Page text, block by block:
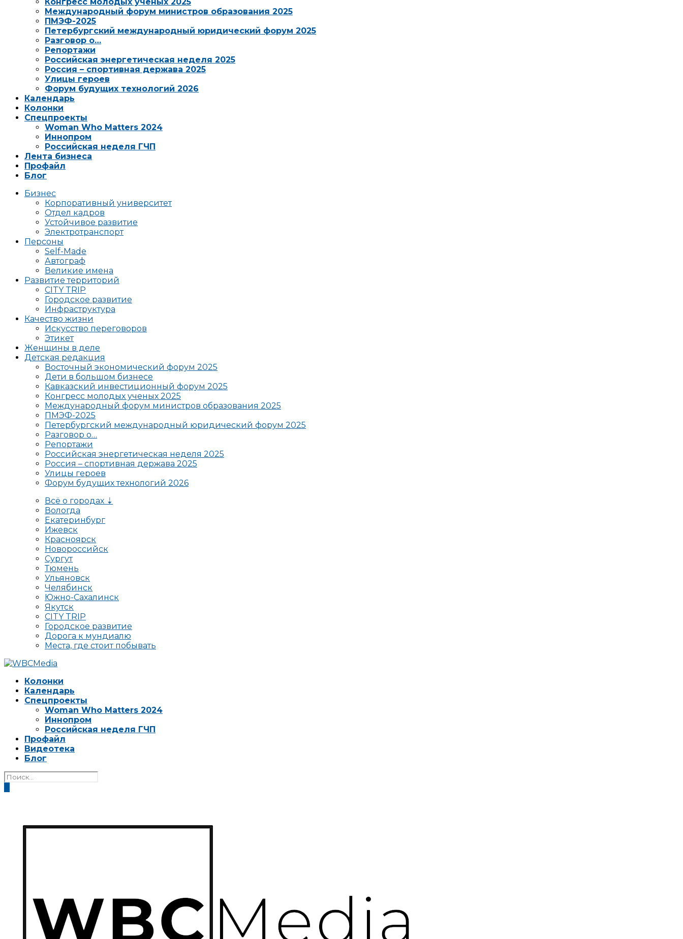
Международный форум министров образования 2025
ПМЭФ-2025
Петербургский международный юридический форум 2025
Разговор о…
Репортажи
Российская энергетическая неделя 2025
Россия – спортивная держава 2025
Улицы героев
Форум будущих технологий 2026
Календарь
Колонки
Спецпроекты
Woman Who Matters 2024
Иннопром
Российская неделя ГЧП
Лента бизнеса
Профайл
Блог
Бизнес
Корпоративный университет
Отдел кадров
Устойчивое развитие
Электротранспорт
Персоны
Self-Made
Автограф
Великие имена
Развитие территорий
CITY TRIP
Городское развитие
Инфраструктура
Качество жизни
Искусство переговоров
Этикет
Женщины в деле
Детская редакция
Восточный экономический форум 2025
Дети в большом бизнесе
Кавказский инвестиционный форум 2025
Конгресс молодых ученых 2025
Международный форум министров образования 2025
ПМЭФ-2025
Петербургский международный юридический форум 2025
Разговор о…
Репортажи
Российская энергетическая неделя 2025
Россия – спортивная держава 2025
Улицы героев
Форум будущих технологий 2026
Всё о городах ⇣
Вологда
Екатеринбург
Ижевск
Красноярск
Новороссийск
Сургут
Тюмень
Ульяновск
Челябинск
Южно-Сахалинск
Якутск
CITY TRIP
Городское развитие
Дорога к мундиалю
Места, где стоит побывать
Колонки
Календарь
Спецпроекты
Woman Who Matters 2024
Иннопром
Российская неделя ГЧП
Профайл
Видеотека
Блог